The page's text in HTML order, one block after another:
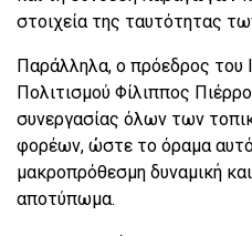
στοιχεία της ταυτότητας
Παράλληλα, ο πρόεδρος του
Πολιτισμού Φίλιππος
συνεργασίας όλων των
φορέων, ώστε το όραμα
μακροπρόθεσμη δυναμική
αποτύπωμα.